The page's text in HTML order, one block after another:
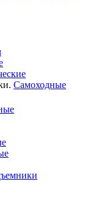
Самоходные